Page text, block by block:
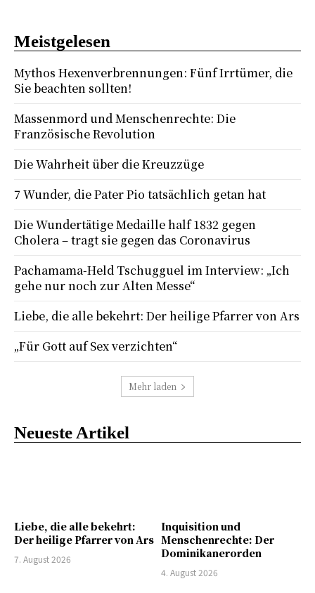
Neueste Artikel
Liebe, die alle bekehrt:
Der heilige Pfarrer von Ars
7. August 2026
Inquisition und
Menschenrechte: Der
Dominikanerorden
4. August 2026
Meistgelesen
Mythos Hexenverbrennungen: Fünf Irrtümer, die
Sie beachten sollten!
Massenmord und Menschenrechte: Die
Französische Revolution
Die Wahrheit über die Kreuzzüge
7 Wunder, die Pater Pio tatsächlich getan hat
Die Wundertätige Medaille half 1832 gegen
Cholera – tragt sie gegen das Coronavirus
Pachamama-Held Tschugguel im Interview: „Ich
gehe nur noch zur Alten Messe“
Liebe, die alle bekehrt: Der heilige Pfarrer von Ars
„Für Gott auf Sex verzichten“
Mehr laden